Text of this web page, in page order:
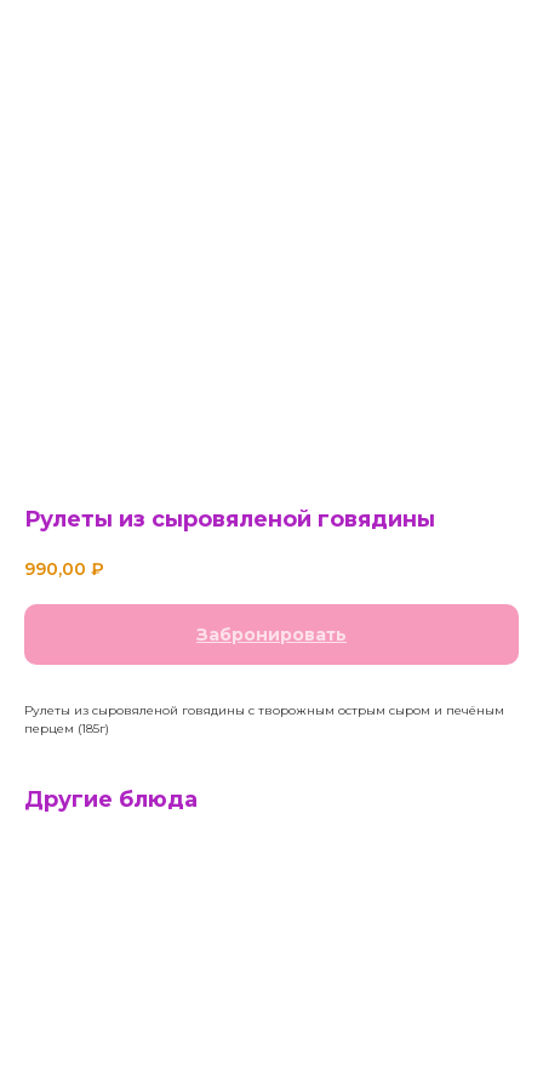
Рулеты из сыровяленой говядины
990,00 ₽
Забронировать
Рулеты из сыровяленой говядины с творожным острым сыром и печёным
перцем (185г)
Другие блюда